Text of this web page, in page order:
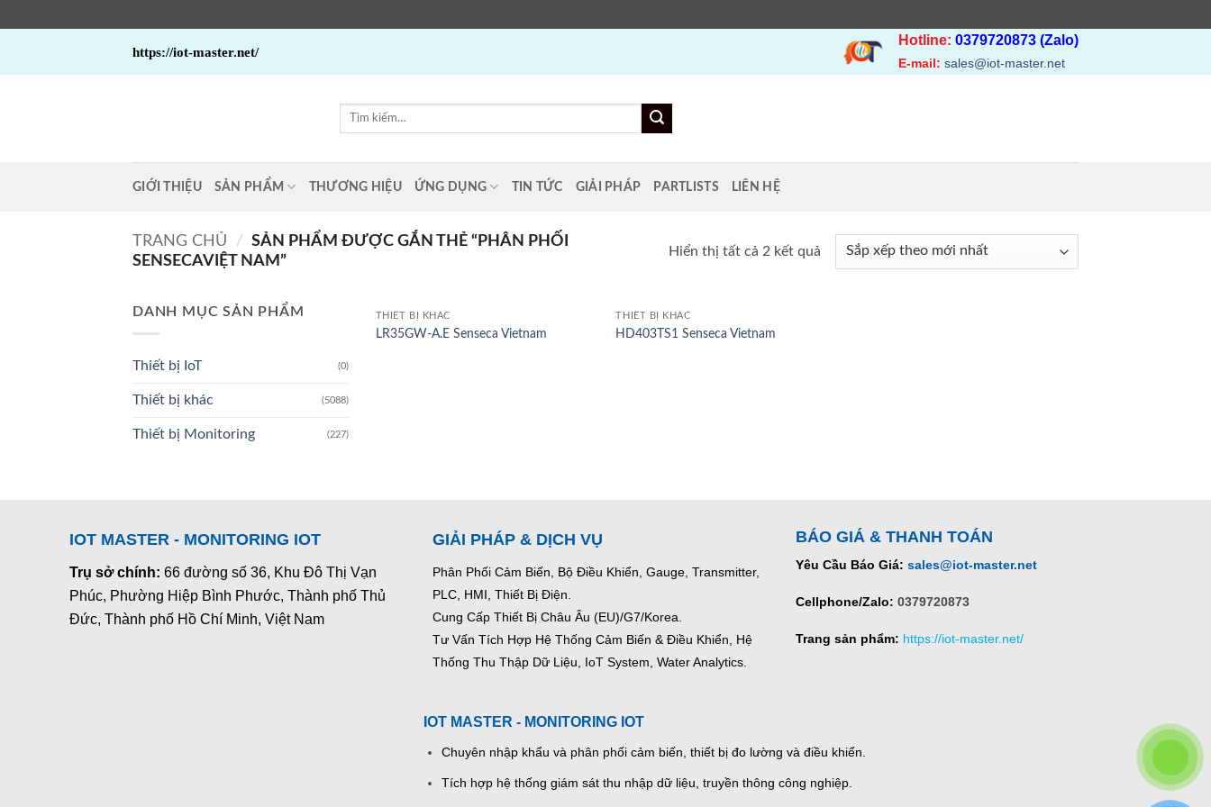
https://iot-master.net/
Hotline: 0379720873 (Zalo)
E-mail: sales@iot-master.net
Tìm
GIỚI THIỆU SẢN PHẨM THƯƠNG HIỆU ỨNG DỤNG TIN TỨC GIẢI PHÁP PARTLISTS LIÊN HỆ
TRANG CHỦ / SẢN PHẨM ĐƯỢC GẮN THẺ “PHÂN PHỐI
SENSECAVIỆT NAM”
Hiển thị tất cả 2 kết quảĐã
sắp
DANH MỤC SẢN PHẨM
Thiết bị IoT (0)
Thiết bị khác (5088)
Thiết bị Monitoring (227)
THIẾT BỊ KHÁC
LR35GW-A.E Senseca Vietnam
THIẾT BỊ KHÁC
HD403TS1 Senseca Vietnam
IOT MASTER - MONITORING IOT
Trụ sở chính: 66 đường số 36, Khu Đô Thị Vạn
Phúc, Phường Hiệp Bình Phước, Thành phố Thủ
Đức, Thành phố Hồ Chí Minh, Việt Nam
GIẢI PHÁP & DỊCH VỤ
Phân Phối Cảm Biến, Bộ Điều Khiển, Gauge, Transmitter,
PLC, HMI, Thiết Bị Điện.
Cung Cấp Thiết Bị Châu Âu (EU)/G7/Korea.
Tư Vấn Tích Hợp Hệ Thống Cảm Biến & Điều Khiển, Hệ
Thống Thu Thập Dữ Liệu, IoT System, Water Analytics.
BÁO GIÁ & THANH TOÁN
Yêu Cầu Báo Giá: sales@iot-master.net
Cellphone/Zalo: 0379720873
Trang sản phẩm: https://iot-master.net/
IOT MASTER - MONITORING IOT
Chuyên nhập khẩu và phân phối cảm biến, thiết bị đo lường và điều khiển.
Tích hợp hệ thống giám sát thu nhập dữ liệu, truyền thông công nghiệp.